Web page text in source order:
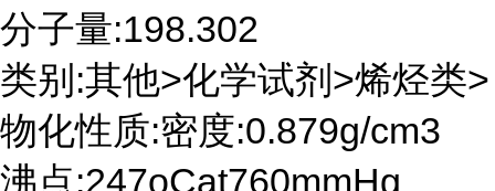
分子量:198.302
类别:其他>化学试剂>烯烃类>
物化性质:密度:0.879g/cm3
沸点:247oCat760mmHg